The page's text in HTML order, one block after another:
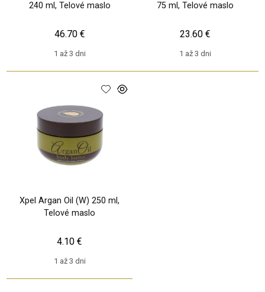
240 ml, Telové maslo
1 až 3 dni
46.70 €
75 ml, Telové maslo
1 až 3 dni
23.60 €
Xpel Argan Oil (W) 250 ml,
Telové maslo
1 až 3 dni
4.10 €